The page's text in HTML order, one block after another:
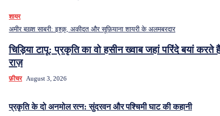
शायर
अमीर बख़्श साबरी: इश्क़, अकीदत और सूफ़ियाना शायरी के अलमबरदार
चिड़िया टापू: प्रकृति का वो हसीन ख्वाब जहां परिंदे बयां करते
राज़
फ़ीचर August 3, 2026
प्रकृति के दो अनमोल रत्न: सुंदरवन और पश्चिमी घाट की कहानी